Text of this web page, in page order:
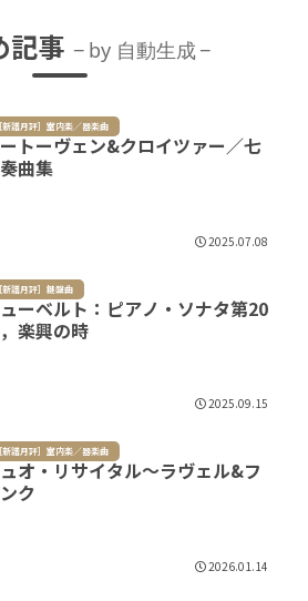
記事 by 自動生成
［新譜月評］室内楽／器楽曲
トーヴェン&クロイツァー／七
曲集
2025.07.08
［新譜月評］鍵盤曲
ーベルト：ピアノ・ソナタ第20
楽興の時
2025.09.15
［新譜月評］室内楽／器楽曲
オ・リサイタル～ラヴェル&フ
ク
2026.01.14